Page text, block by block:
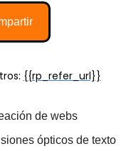
{{rp_refer_url}}
de webs
ópticos de texto